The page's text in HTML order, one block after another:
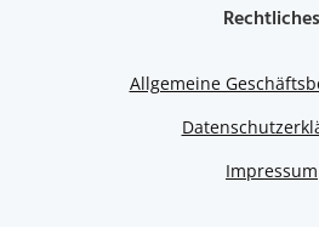
Rechtliches
Allgemeine
Impressum